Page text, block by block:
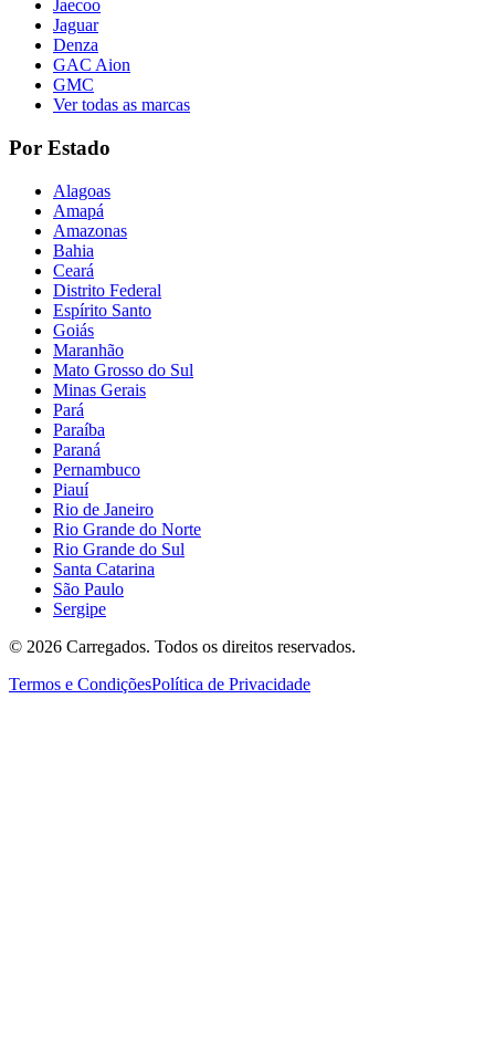
Jaecoo
Jaguar
Denza
GAC Aion
GMC
Ver todas as marcas
Por Estado
Alagoas
Amapá
Amazonas
Bahia
Ceará
Distrito Federal
Espírito Santo
Goiás
Maranhão
Mato Grosso do Sul
Minas Gerais
Pará
Paraíba
Paraná
Pernambuco
Piauí
Rio de Janeiro
Rio Grande do Norte
Rio Grande do Sul
Santa Catarina
São Paulo
Sergipe
© 2026 Carregados. Todos os direitos reservados.
Termos e CondiçõesPolítica de Privacidade